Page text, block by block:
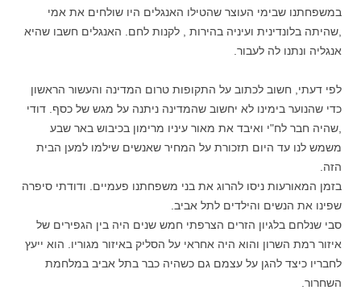
במשפחתנו שבימי העוצר שהטילו האנגלים היו שולחים את אמי
,שהיתה בלונדינית ועיניה בהירות , לקנות לחם. האנגלים חשבו שהיא
אנגליה ונתנו לה לעבור.
לפי דעתי, חשוב לכתוב על התקופות טרום המדינה והעשור הראשון
כדי שהנוער בימינו לא יחשוב שהמדינה ניתנה על מגש של כסף. דודי
,שהיה חבר לח"י ואיבד את מאור עיניו מרימון בכיבוש באר שבע
משמש לנו עד היום תזכורת על המחיר שאנשים שילמו למען הבית
הזה.
בזמן המאורעות ניסו להרוג את בני משפחתנו פעמיים. ודודתי סיפרה
שפינו את הנשים והילדים לתל אביב.
סבי שנלחם בלגיון הזרים הצרפתי חמש שנים היה בין הגפירים של
איזור רמת השרון והוא היה אחראי על הסליק באיזור מגוריו. הוא ייעץ
לחבריו כיצד להגן על עצמם גם כשהיה כבר בתל אביב במלחמת
השחרור.